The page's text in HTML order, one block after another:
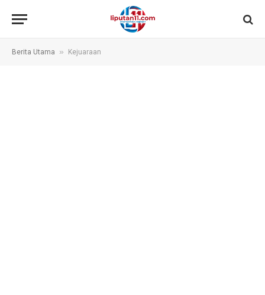
Berita Utama » Kejuaraan